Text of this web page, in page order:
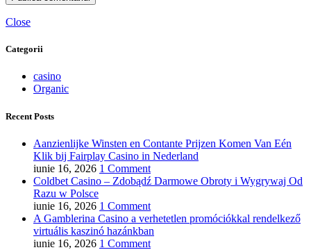
Close
Categorii
casino
Organic
Recent Posts
Aanzienlijke Winsten en Contante Prijzen Komen Van Eén
Klik bij Fairplay Casino in Nederland
iunie 16, 2026 1 Comment
Coldbet Casino – Zdobądź Darmowe Obroty i Wygrywaj Od
Razu w Polsce
iunie 16, 2026 1 Comment
A Gamblerina Casino a verhetetlen promóciókkal rendelkező
virtuális kaszinó hazánkban
iunie 16, 2026 1 Comment